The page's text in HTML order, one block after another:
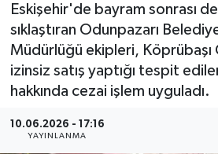
Eskişehir'de bayram sonrası
sıklaştıran Odunpazarı
Müdürlüğü ekipleri,
izinsiz satış yaptığı tespit
hakkında cezai işlem uyguladı.
10.06.2026 - 17:16
YAYINLANMA
Son Dakika Haberleri
Haber Arşivi